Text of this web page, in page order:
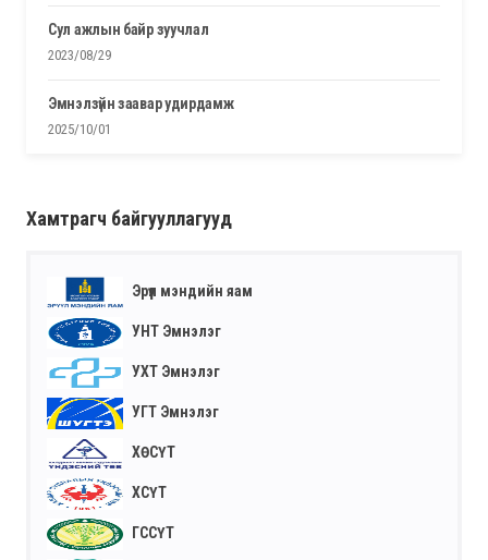
сул ажлын байр зуучлал
2023/08/29
эмнэлзүйн заавар удирдамж
2025/10/01
Хамтрагч байгууллагууд
Эрүүл мэндийн яам
УНТ Эмнэлэг
УХТ Эмнэлэг
УГТ Эмнэлэг
ХӨСҮТ
ХСҮТ
ГССҮТ